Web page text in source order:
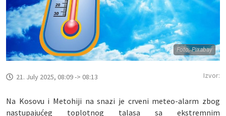
Foto; Pixabay
21. July 2025, 08:09 -> 08:13 Izvor:
Na Kosovu i Metohiji na snazi je crveni meteo-alarm zbog
nastupajućeg toplotnog talasa sa ekstremnim